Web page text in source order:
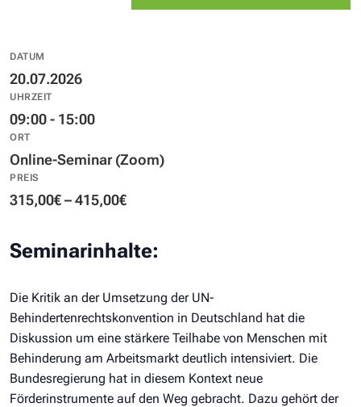
DATUM
20.07.2026
UHRZEIT
09:00 - 15:00
ORT
Online-Seminar (Zoom)
PREIS
315,00€ – 415,00€
Seminarinhalte:
Die Kritik an der Umsetzung der UN-
Behindertenrechtskonvention in Deutschland hat die
Diskussion um eine stärkere Teilhabe von Menschen mit
Behinderung am Arbeitsmarkt deutlich intensiviert. Die
Bundesregierung hat in diesem Kontext neue
Förderinstrumente auf den Weg gebracht. Dazu gehört der